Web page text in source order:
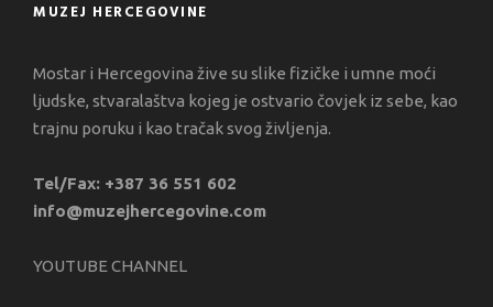
MUZEJ HERCEGOVINE
Mostar i Hercegovina žive su slike fizičke i umne moći
ljudske, stvaralaštva kojeg je ostvario čovjek iz sebe, kao
trajnu poruku i kao tračak svog življenja.
Tel/Fax: +387 36 551 602
info@muzejhercegovine.com
YOUTUBE CHANNEL